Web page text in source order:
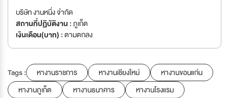
บริษัท งานหนึ่ง จำกัด
สถานที่ปฏิบัติงาน :ภูเก็ต
เงินเดือน(บาท) :ตามตกลง
Tags : หางานราชการ หางานเชียงใหม่
หางานขอนแก่น
หางานภูเก็ต
หางานธนาคาร หางานโรงแรม